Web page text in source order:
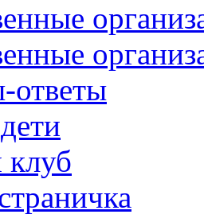
ответы